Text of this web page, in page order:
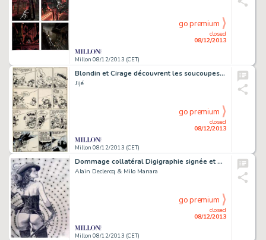
Millon 08/12/2013 (CET)
closed
08/12/2013
go premium
Blondin et Cirage découvrent les soucoupes volantes Encre de Chine
Jijé
Millon 08/12/2013 (CET)
closed
08/12/2013
go premium
Dommage collatéral Digigraphie signée et 171
Alain Declercq & Milo Manara
Millon 08/12/2013 (CET)
closed
08/12/2013
go premium